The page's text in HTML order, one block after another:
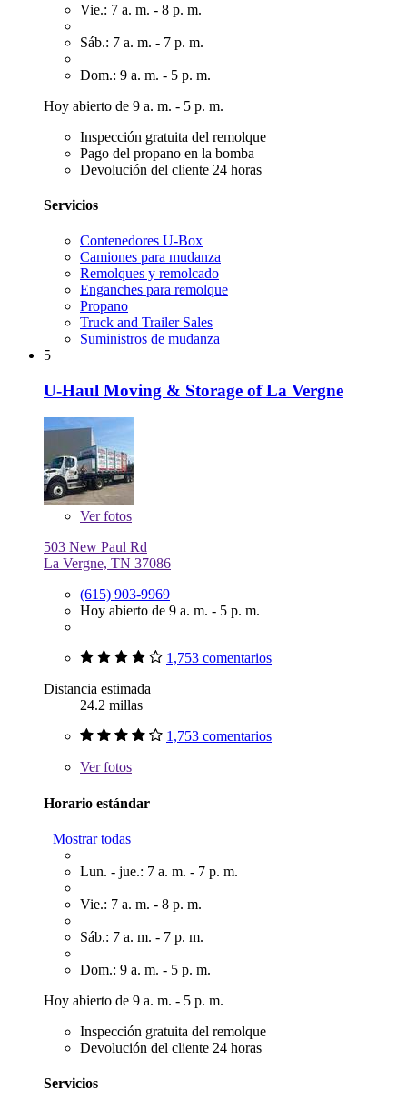
Vie.: 7 a. m. - 8 p. m.
Sáb.: 7 a. m. - 7 p. m.
Dom.: 9 a. m. - 5 p. m.
Hoy abierto de 9 a. m. - 5 p. m.
Inspección gratuita del remolque
Pago del propano en la bomba
Devolución del cliente 24 horas
Servicios
Contenedores U-Box
Camiones para mudanza
Remolques y remolcado
Enganches para remolque
Propano
Truck and Trailer Sales
Suministros de mudanza
5
U-Haul Moving & Storage of La Vergne
Verfotos
503 New Paul Rd
La Vergne, TN 37086
(615) 903-9969
Hoy abierto de 9 a. m. - 5 p. m.
1,753 comentarios
Distancia estimada
24.2 millas
1,753 comentarios
Verfotos
Horario estándar
Mostrar todas
Lun. - jue.: 7 a. m. - 7 p. m.
Vie.: 7 a. m. - 8 p. m.
Sáb.: 7 a. m. - 7 p. m.
Dom.: 9 a. m. - 5 p. m.
Hoy abierto de 9 a. m. - 5 p. m.
Inspección gratuita del remolque
Devolución del cliente 24 horas
Servicios